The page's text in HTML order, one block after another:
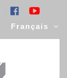
Français